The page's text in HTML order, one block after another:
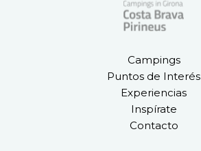
Campings
Puntos de Interés
Experiencias
Inspírate
Contacto